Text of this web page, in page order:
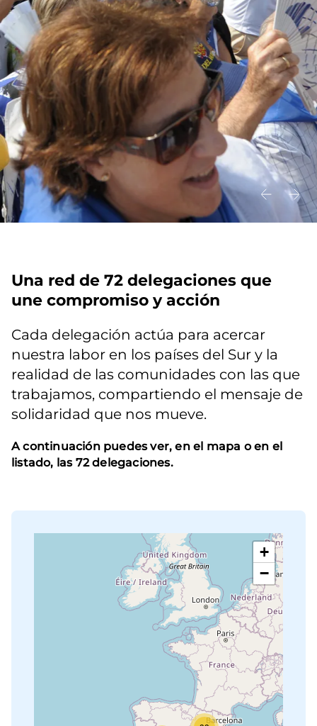
Una red de 72 delegaciones que
une compromiso y acción
Cada delegación actúa para acercar
nuestra labor en los países del Sur y la
realidad de las comunidades con las que
trabajamos, compartiendo el mensaje de
solidaridad que nos mueve.
A continuación puedes ver, en el mapa o en el
listado, las 72 delegaciones.
+
−